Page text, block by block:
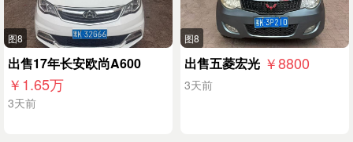
图8
出售17年长安欧尚A600
￥1.65万
3天前
图8
出售五菱宏光 ￥8800
3天前